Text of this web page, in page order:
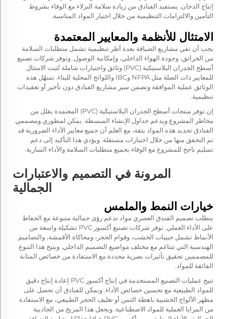
إنتاج الدخان. يستفيد الفنادق من زيادة سلامة النزلاء مع الوفاء بشروط
التأمين والالتزامات التنظيمية من خلال اختيار المواد المناسبة.
الامتثال للأنظمة والمعايير المعتمدة
يجب أن تفي مشاريع الضيافة بعدة أطر تنظيمية تشمل متطلبات السلامة
من الحرائق، وجودة الهواء الداخلي، وإمكانية الوصول. وتوفر شركات تصنيع
أسطح الجدران البلاستيكية (PVC) وثائق واختبارات شاملة تُثبت الامتثال
للمعايير ذات الصلة مثل NFPA وIBC واللوائح المحلية للبناء. تسهّل هذه
الوثائق عملية الموافقة وتضمن سير مشاريع الفنادق دون تأخير أو تعقيدات
تنظيمية.
إن توفر منتجات أسطح الجدران البلاستيكية (PVC) المعتمدة يقلل من
مخاطر المشروع ويدعم جداول الإنشاء المبسطة. يمكن لمطوري ومصممي
الفنادق تحديد هذه المواد بثقة، مع العلم أن جميع معايير الأداء الضرورية قد
تم التحقق منها من خلال اختبارات مستقلة. ويؤدي هذا التأكيد إلى دعم
تسليم ناجح للمشروع مع الوفاء بجميع متطلبات السلامة والأداء السارية.
المرونة في التصميم والاعتبارات
الجمالية
خيارات النمط والملمس
يتطلب تصميم الفندق العصري مواد تدعم رؤى جمالية متنوعة مع الحفاظ
على الأداء العملي. توفر شركات تصنيع أكسور PVC تشكيلة واسعة من
الأنماط تشمل حبيبات الخشب، وقوام الحجر، ومحاكاة الأقمشة، والتصاميم
الهندسية التي تتناغم مع مختلف مواضيع التصميم الداخلي. ويتيح هذا التنوع
للمصممين تحقيق تأثيرات بصرية محددة مع الاستفادة من خصائص المتانة
الفائقة للمواد.
تتيح عمليات التصنيع المستخدمة في إنتاج أكسور PVC إعادة إنتاج دقيق
للمواد الطبيعية مع تحسين خصائص الأداء. ويمكن للفنادق أن تحصل على
مظهر الألواح الخشبية باهظة الثمن أو تغليف الحجر الطبيعي، مع الاستفادة
من المزايا العملية للمواد الاصطناعية. ويجعل هذا المزيج من الجاذبية